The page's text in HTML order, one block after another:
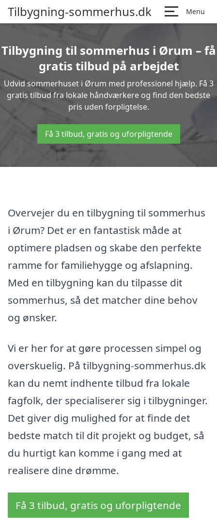
Tilbygning-sommerhus.dk Menu
Tilbygning til sommerhus i Ørum – få
gratis tilbud på arbejdet
Udvid sommerhuset i Ørum med professionel hjælp. Få 3
gratis tilbud fra lokale håndværkere og find den bedste
pris uden forpligtelse.
Få 3 tilbud, gratis og uforpligtende
Overvejer du en tilbygning til sommerhus
i Ørum? Det er en fantastisk måde at
optimere pladsen og skabe den perfekte
ramme for familiehygge og afslapning.
Med en tilbygning kan du tilpasse dit
sommerhus, så det matcher dine behov
og ønsker.
Vi er her for at gøre processen simpel og
overskuelig. På tilbygning-sommerhus.dk
kan du nemt indhente tilbud fra lokale
fagfolk, der specialiserer sig i tilbygninger.
Det giver dig mulighed for at finde det
bedste match til dit projekt og budget, så
du hurtigt kan komme i gang med at
realisere dine drømme.
Få 3 tilbud, gratis og uforpligtende